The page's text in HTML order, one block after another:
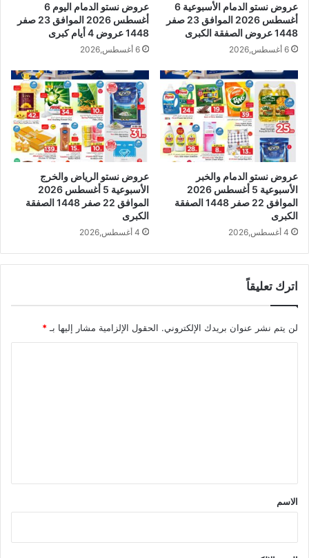
عروض نستو الدمام الأسبوعية 6
أغسطس 2026 الموافق 23 صفر
1448 عروض الصفقة الكبرى
6 أغسطس,2026
عروض نستو الدمام اليوم 6
أغسطس 2026 الموافق 23 صفر
1448 عروض 4 أيام كبرى
6 أغسطس,2026
عروض نستو الدمام والخبر
الأسبوعية 5 أغسطس 2026
الموافق 22 صفر 1448 الصفقة
الكبرى
4 أغسطس,2026
عروض نستو الرياض والخرج
الأسبوعية 5 أغسطس 2026
الموافق 22 صفر 1448 الصفقة
الكبرى
4 أغسطس,2026
اترك تعليقاً
لن يتم نشر عنوان بريدك الإلكتروني. الحقول الإلزامية مشار إليها بـ *
*
الاسم